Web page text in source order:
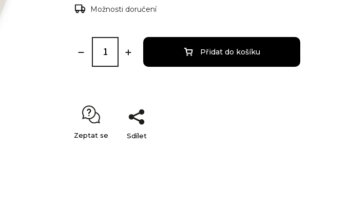
Možnosti doručení
Přidat do košíku
Zeptat se Sdílet